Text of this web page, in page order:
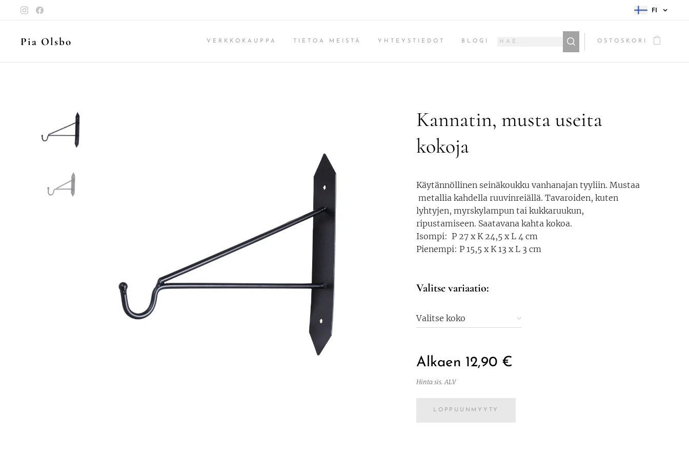
FI
Pia Olsbo VERKKOKAUPPA TIETOA MEISTÄ YHTEYSTIEDOT BLOGI OSTOSKORI
Kannatin, musta useita
kokoja
Käytännöllinen seinäkoukku vanhanajan tyyliin. Mustaa
metallia kahdella ruuvinreiällä. Tavaroiden, kuten
lyhtyjen, myrskylampun tai kukkaruukun,
ripustamiseen. Saatavana kahta kokoa.
Isompi: P 27 x K 24,5 x L 4 cm
Pienempi: P 15,5 x K 13 x L 3 cm
Valitse variaatio:
Valitse koko
Alkaen 12,90 €
Hinta sis. ALV
LOPPUUNMYYTY